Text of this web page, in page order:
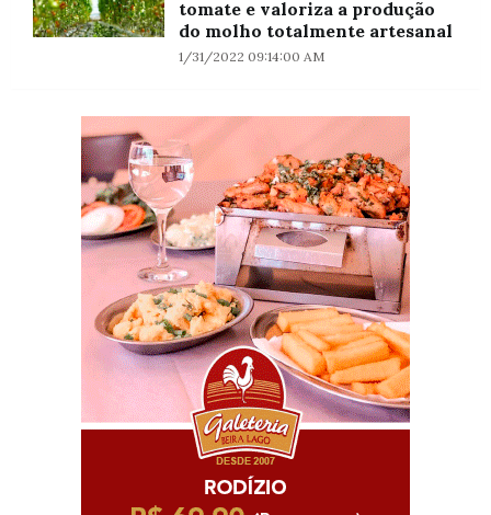
tomate e valoriza a produção
do molho totalmente artesanal
1/31/2022 09:14:00 AM